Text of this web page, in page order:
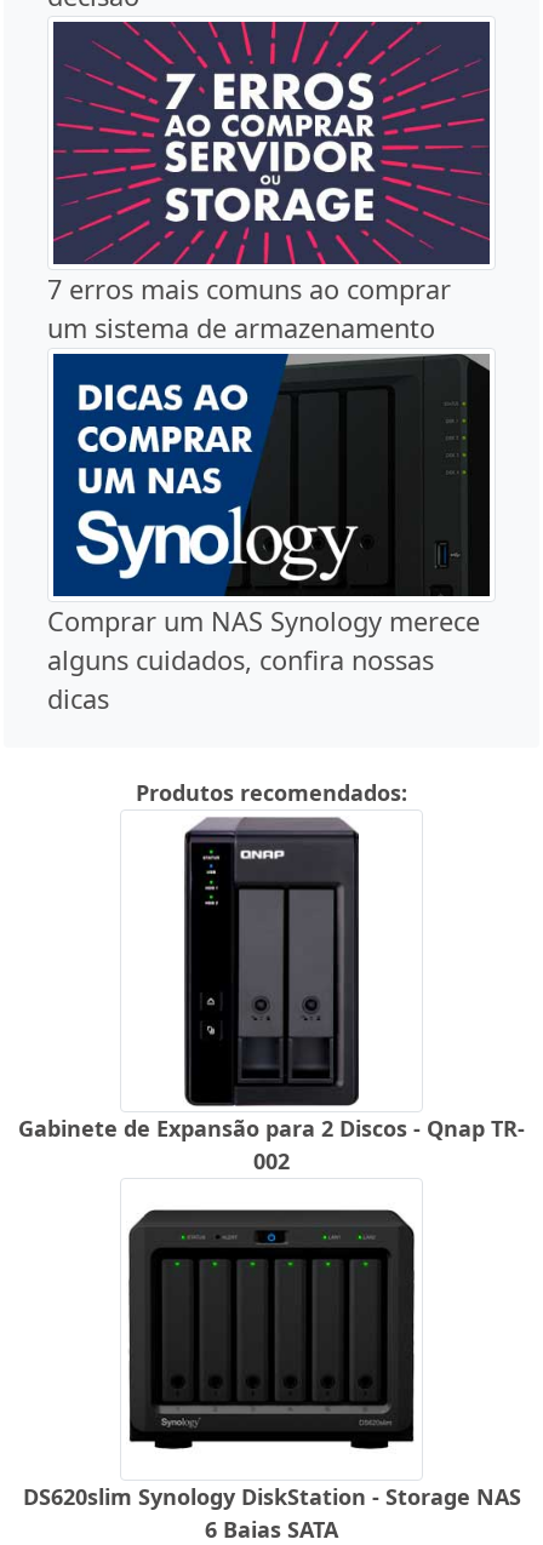
7 erros mais comuns ao comprar
um sistema de armazenamento
Comprar um NAS Synology merece
alguns cuidados, confira nossas
dicas
Produtos recomendados:
Gabinete de Expansão para 2 Discos - Qnap TR-
002
DS620slim Synology DiskStation - Storage NAS
6 Baias SATA